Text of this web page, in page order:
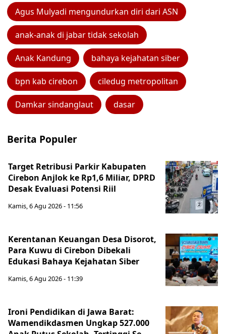
Agus Mulyadi mengundurkan diri dari ASN
anak-anak di jabar tidak sekolah
Anak Kandung bahaya kejahatan siber
bpn kab cirebon ciledug metropolitan
Damkar sindanglaut dasar
Berita Populer
Target Retribusi Parkir Kabupaten
Cirebon Anjlok ke Rp1,6 Miliar, DPRD
Desak Evaluasi Potensi Riil
Kamis, 6 Agu 2026 - 11:56
Kerentanan Keuangan Desa Disorot,
Para Kuwu di Cirebon Dibekali
Edukasi Bahaya Kejahatan Siber
Kamis, 6 Agu 2026 - 11:39
Ironi Pendidikan di Jawa Barat:
Wamendikdasmen Ungkap 527.000